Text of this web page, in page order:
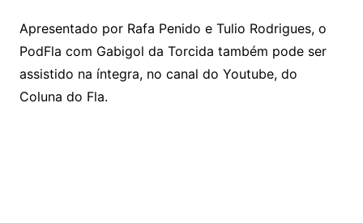
Apresentado por Rafa Penido e Tulio Rodrigues, o
PodFla com Gabigol da Torcida também pode ser
assistido na íntegra, no canal do Youtube, do
Coluna do Fla.